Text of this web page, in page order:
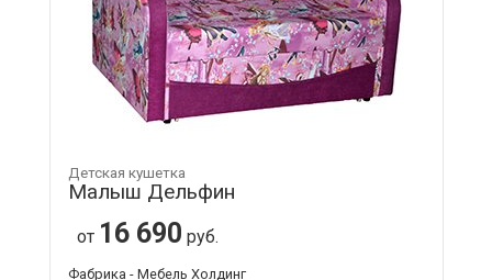
Детская кушетка
Малыш Дельфин
от 16 690 руб.
Фабрика - Мебель Холдинг